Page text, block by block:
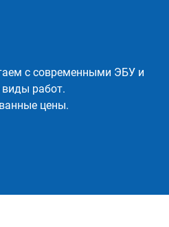
с современными ЭБУ и
работ.
цены.